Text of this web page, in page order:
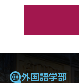
外国語学部